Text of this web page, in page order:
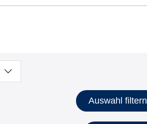
Auswahl filtern